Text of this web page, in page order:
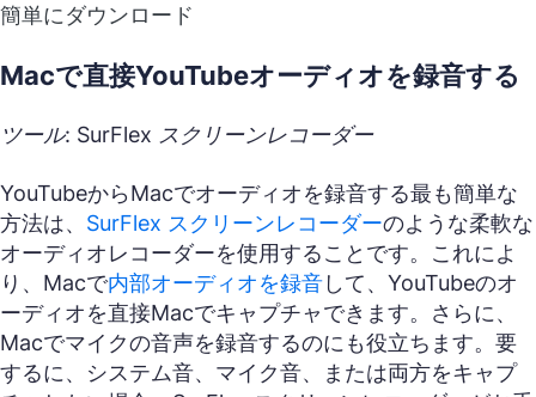
簡単にダウンロード
Macで直接YouTubeオーディオを録音する
ツール: SurFlex スクリーンレコーダー
YouTubeからMacでオーディオを録音する最も簡単な
方法は、 SurFlex スクリーンレコーダーのような柔軟な
オーディオレコーダーを使用することです。これによ
り、Macで内部オーディオを録音して、YouTubeのオ
ーディオを直接Macでキャプチャできます。さらに、
Macでマイクの音声を録音するのにも役立ちます。要
するに、システム音、マイク音、または両方をキャプ